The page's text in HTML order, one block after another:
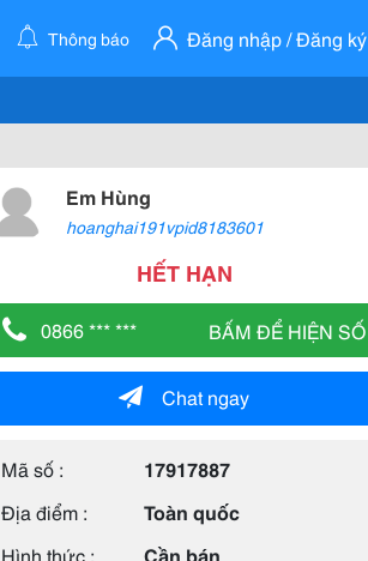
Thông báo Đăng nhập / Đăng ký
Em Hùng
hoanghai191vpid8183601
HẾT HẠN
0866 *** *** BẤM ĐỂ HIỆN SỐ
Chat ngay
Mã số :
17917887
Địa điểm :
Toàn quốc
Hình thức :
Cần bán